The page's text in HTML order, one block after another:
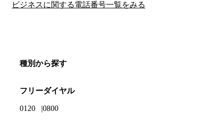
ビジネスに関する電話番号一覧をみる
種別から探す
フリーダイヤル
0120 0800